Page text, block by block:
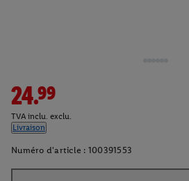
24.99
TVA inclu. exclu.
Livraison
Numéro d'article : 100391553